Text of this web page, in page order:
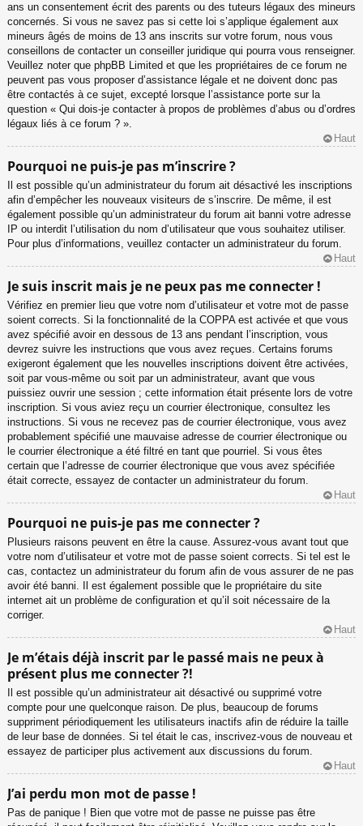
ans un consentement écrit des parents ou des tuteurs légaux des mineurs
concernés. Si vous ne savez pas si cette loi s’applique également aux
mineurs âgés de moins de 13 ans inscrits sur votre forum, nous vous
conseillons de contacter un conseiller juridique qui pourra vous renseigner.
Veuillez noter que phpBB Limited et que les propriétaires de ce forum ne
peuvent pas vous proposer d’assistance légale et ne doivent donc pas
être contactés à ce sujet, excepté lorsque l’assistance porte sur la
question « Qui dois-je contacter à propos de problèmes d’abus ou d’ordres
légaux liés à ce forum ? ».
Haut
Pourquoi ne puis-je pas m’inscrire ?
Il est possible qu’un administrateur du forum ait désactivé les inscriptions
afin d’empêcher les nouveaux visiteurs de s’inscrire. De même, il est
également possible qu’un administrateur du forum ait banni votre adresse
IP ou interdit l’utilisation du nom d’utilisateur que vous souhaitez utiliser.
Pour plus d’informations, veuillez contacter un administrateur du forum.
Haut
Je suis inscrit mais je ne peux pas me connecter !
Vérifiez en premier lieu que votre nom d’utilisateur et votre mot de passe
soient corrects. Si la fonctionnalité de la COPPA est activée et que vous
avez spécifié avoir en dessous de 13 ans pendant l’inscription, vous
devrez suivre les instructions que vous avez reçues. Certains forums
exigeront également que les nouvelles inscriptions doivent être activées,
soit par vous-même ou soit par un administrateur, avant que vous
puissiez ouvrir une session ; cette information était présente lors de votre
inscription. Si vous aviez reçu un courrier électronique, consultez les
instructions. Si vous ne recevez pas de courrier électronique, vous avez
probablement spécifié une mauvaise adresse de courrier électronique ou
le courrier électronique a été filtré en tant que pourriel. Si vous êtes
certain que l’adresse de courrier électronique que vous avez spécifiée
était correcte, essayez de contacter un administrateur du forum.
Haut
Pourquoi ne puis-je pas me connecter ?
Plusieurs raisons peuvent en être la cause. Assurez-vous avant tout que
votre nom d’utilisateur et votre mot de passe soient corrects. Si tel est le
cas, contactez un administrateur du forum afin de vous assurer de ne pas
avoir été banni. Il est également possible que le propriétaire du site
internet ait un problème de configuration et qu’il soit nécessaire de la
corriger.
Haut
Je m’étais déjà inscrit par le passé mais ne peux à
présent plus me connecter ?!
Il est possible qu’un administrateur ait désactivé ou supprimé votre
compte pour une quelconque raison. De plus, beaucoup de forums
suppriment périodiquement les utilisateurs inactifs afin de réduire la taille
de leur base de données. Si tel était le cas, inscrivez-vous de nouveau et
essayez de participer plus activement aux discussions du forum.
Haut
J’ai perdu mon mot de passe !
Pas de panique ! Bien que votre mot de passe ne puisse pas être